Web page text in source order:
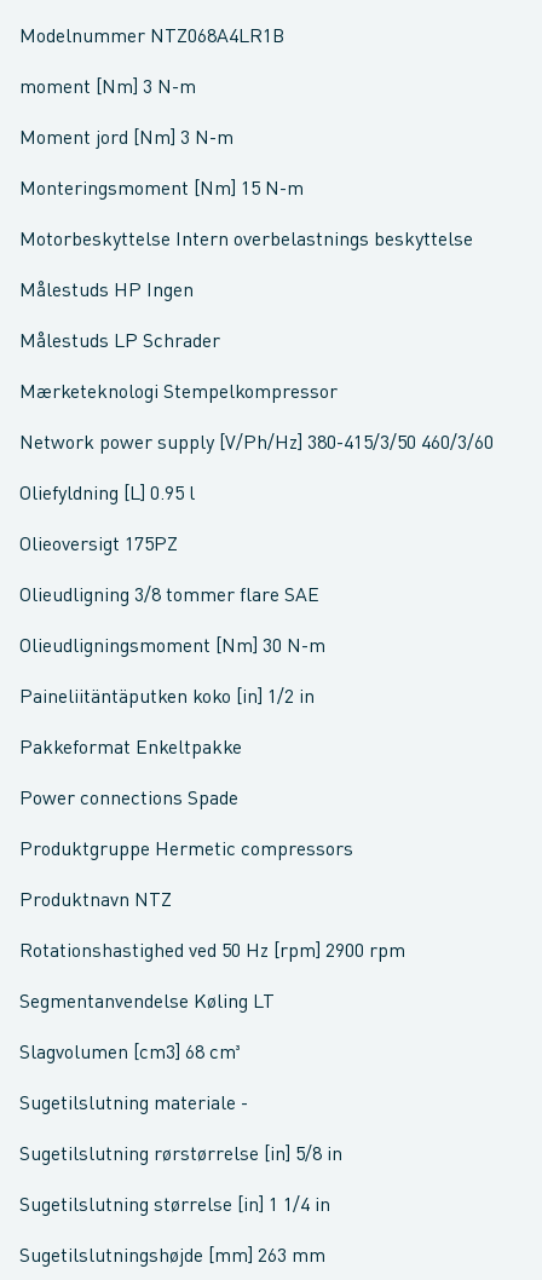
Modelnummer NTZ068A4LR1B
moment [Nm] 3 N-m
Moment jord [Nm] 3 N-m
Monteringsmoment [Nm] 15 N-m
Motorbeskyttelse Intern overbelastnings beskyttelse
Målestuds HP Ingen
Målestuds LP Schrader
Mærketeknologi Stempelkompressor
Network power supply [V/Ph/Hz] 380-415/3/50 460/3/60
Oliefyldning [L] 0.95 l
Olieoversigt 175PZ
Olieudligning 3/8 tommer flare SAE
Olieudligningsmoment [Nm] 30 N-m
Paineliitäntäputken koko [in] 1/2 in
Pakkeformat Enkeltpakke
Power connections Spade
Produktgruppe Hermetic compressors
Produktnavn NTZ
Rotationshastighed ved 50 Hz [rpm] 2900 rpm
Segmentanvendelse Køling LT
Slagvolumen [cm3] 68 cm³
Sugetilslutning materiale -
Sugetilslutning rørstørrelse [in] 5/8 in
Sugetilslutning størrelse [in] 1 1/4 in
Sugetilslutningshøjde [mm] 263 mm